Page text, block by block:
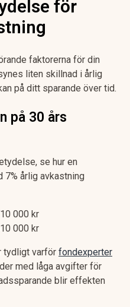
för
faktorerna för din
liten skillnad i årlig
på ditt sparande över tid.
på 30 års
se hur en
7% årlig avkastning
000 kr
000 kr
tydligt varför fondexperter
med låga avgifter för
blir effekten